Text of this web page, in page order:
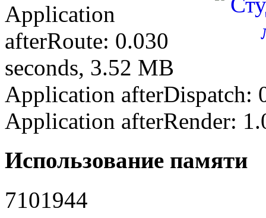
Application
afterRoute: 0.030
seconds, 3.52 MB
Application afterDispatch:
Application afterRender:
Использование памяти
7101944